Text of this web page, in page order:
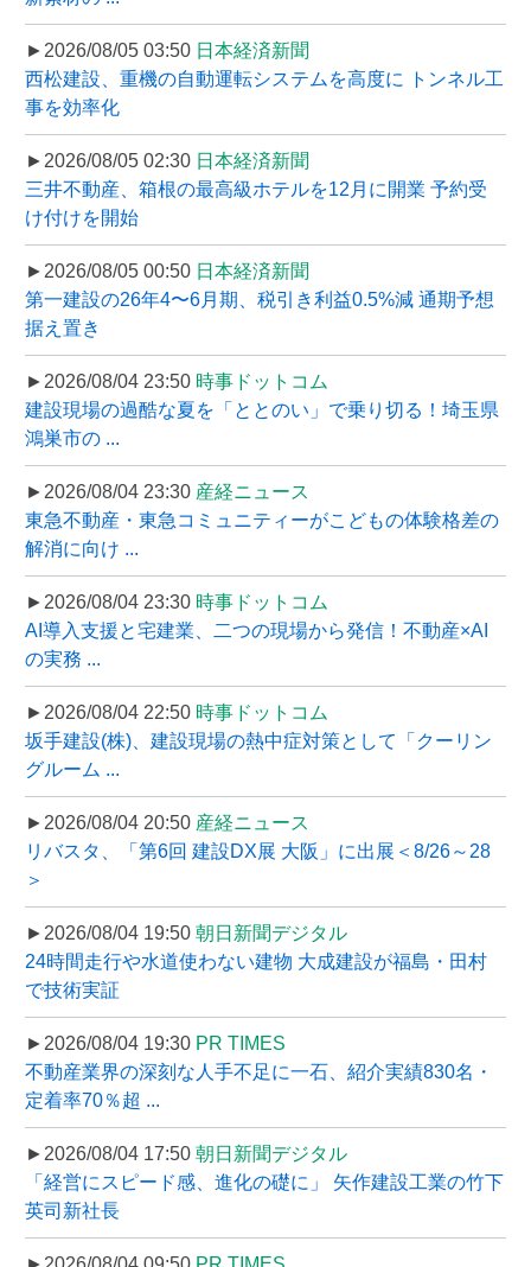
►2026/08/05 03:50 日本経済新聞
西松建設、重機の自動運転システムを高度に トンネル工
事を効率化
►2026/08/05 02:30 日本経済新聞
三井不動産、箱根の最高級ホテルを12月に開業 予約受
け付けを開始
►2026/08/05 00:50 日本経済新聞
第一建設の26年4〜6月期、税引き利益0.5%減 通期予想
据え置き
►2026/08/04 23:50 時事ドットコム
建設現場の過酷な夏を「ととのい」で乗り切る！埼玉県
鴻巣市の ...
►2026/08/04 23:30 産経ニュース
東急不動産・東急コミュニティーがこどもの体験格差の
解消に向け ...
►2026/08/04 23:30 時事ドットコム
AI導入支援と宅建業、二つの現場から発信！不動産×AI
の実務 ...
►2026/08/04 22:50 時事ドットコム
坂手建設(株)、建設現場の熱中症対策として「クーリン
グルーム ...
►2026/08/04 20:50 産経ニュース
リバスタ、「第6回 建設DX展 大阪」に出展＜8/26～28
＞
►2026/08/04 19:50 朝日新聞デジタル
24時間走行や水道使わない建物 大成建設が福島・田村
で技術実証
►2026/08/04 19:30 PR TIMES
不動産業界の深刻な人手不足に一石、紹介実績830名・
定着率70％超 ...
►2026/08/04 17:50 朝日新聞デジタル
「経営にスピード感、進化の礎に」 矢作建設工業の竹下
英司新社長